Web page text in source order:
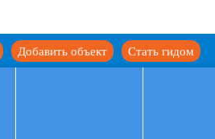
Стать гидом
Добавить объект